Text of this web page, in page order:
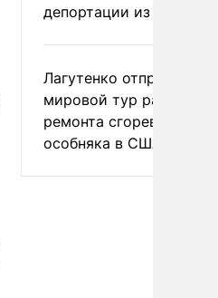
депортации из России
Лагутенко отправился в
мировой тур ради
ремонта сгоревшего
особняка в США